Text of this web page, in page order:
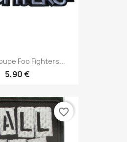
Foo Fighters...
5,90 €
favorite_border